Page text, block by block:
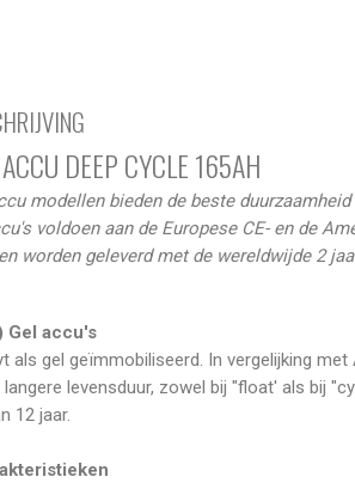
DEEP CYCLE 165AH
modellen bieden de beste
voldoen aan de Europese CE- en de
worden geleverd met de wereldwijde 2
Gel accu's
als gel geïmmobiliseerd. In vergelijking
levensduur, zowel bij "float' als bij
12 jaar.